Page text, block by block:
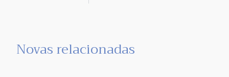
Novas relacionadas